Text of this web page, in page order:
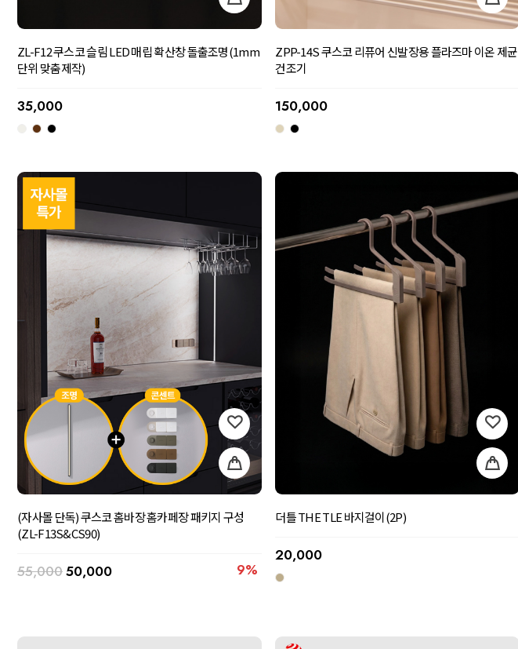
ZL-F12 쿠스코 슬림 LED 매립 확산창 돌출조명(1mm
단위 맞춤제작)
35,000
ZPP-14S 쿠스코 리퓨어 신발장용 플라즈마 이온 제균
건조기
150,000
(자사몰 단독) 쿠스코 홈바장 홈카페장 패키지 구성
(ZL-F13S&CS90)
55,00050,000 9%
더틀 THE TLE 바지걸이(2P)
20,000